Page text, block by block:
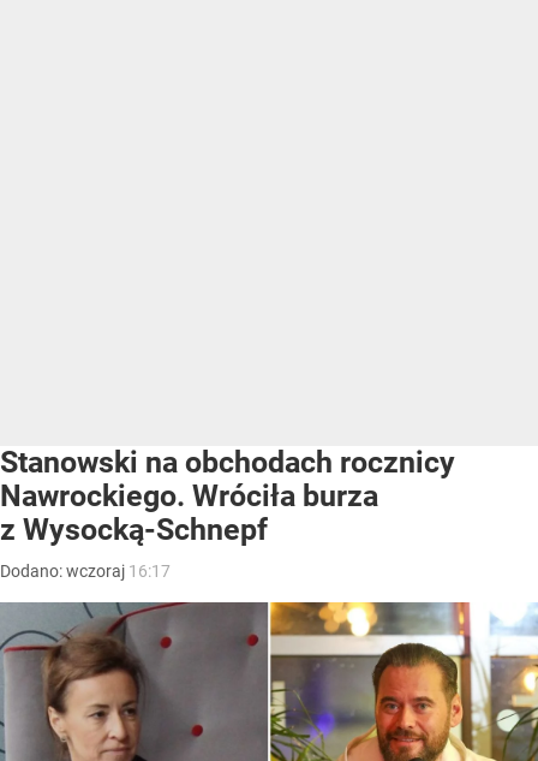
Stanowski na obchodach rocznicy
Nawrockiego. Wróciła burza
z Wysocką-Schnepf
Dodano:wczoraj 16:17